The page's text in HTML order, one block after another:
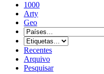
1000
Arty
Geo
Recentes
Arquivo
Pesquisar